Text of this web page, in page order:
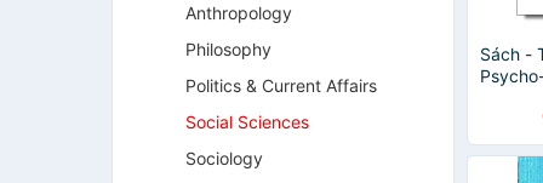
Anthropology
Philosophy
Politics & Current Affairs
Social Sciences
Sociology
Sách -
/ Tâm